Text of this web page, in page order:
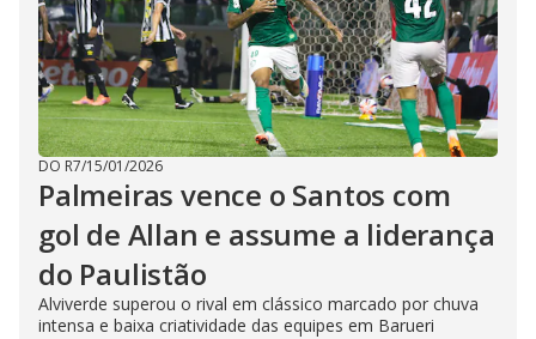
DO R7/15/01/2026
Palmeiras vence o Santos com
gol de Allan e assume a liderança
do Paulistão
Alviverde superou o rival em clássico marcado por chuva
intensa e baixa criatividade das equipes em Barueri